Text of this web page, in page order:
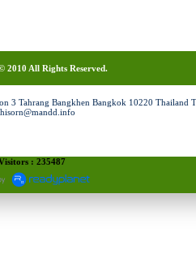
2010 All Rights Reserved.
3 Tahrang Bangkhen Bangkok 10220 Thailand
: 235487